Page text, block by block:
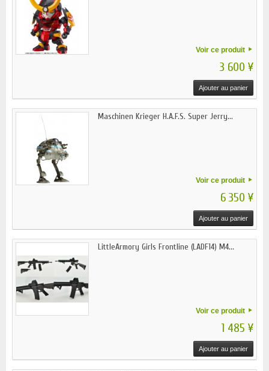
Voir ce produit
3 600 ¥
Ajouter au panier
Maschinen Krieger H.A.F.S. Super Jerry...
Voir ce produit
6 350 ¥
Ajouter au panier
LittleArmory Girls Frontline (LADF14) M4...
Voir ce produit
1 485 ¥
Ajouter au panier